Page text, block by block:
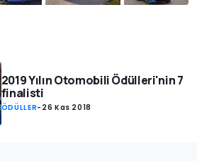
2019 Yılın Otomobili Ödülleri'nin 7
finalisti
ÖDÜLLER- 26 Kas 2018